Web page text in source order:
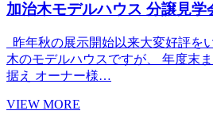
加治木モデルハウス 分譲見学
昨年秋の展示開始以来大変好評を
木のモデルハウスですが、 年度末
据え オーナー様…
VIEW MORE